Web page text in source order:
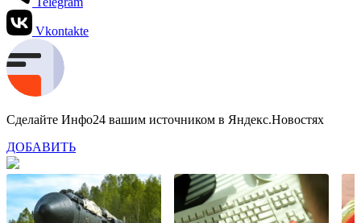
Vkontakte
Сделайте Инфо24 вашим источником в Яндекс.Новостях
ДОБАВИТЬ